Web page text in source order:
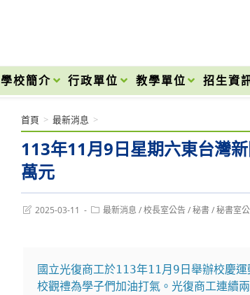
學校簡介 行政單位 教學單位 招生資
113年11月9日星期六東台灣
萬元
首頁 > 最新消息 >
Post2025-03-11
Post最新消息 / 校長室公告 / 秘書 / 秘書室
國立光復商工於113年11月9日舉辦校慶
校觀禮為學子們加油打氣。光復商工連續